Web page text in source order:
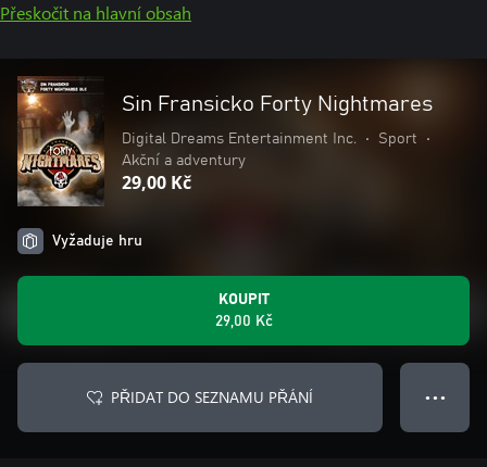
Přeskočit na hlavní obsah
Sin Fransicko Forty Nightmares
Digital Dreams Entertainment Inc. • Sport
•
Akční a adventury
29,00 Kč
Vyžaduje hru
KOUPIT
29,00 Kč
PŘIDAT DO SEZNAMU PŘÁNÍ ● ● ●